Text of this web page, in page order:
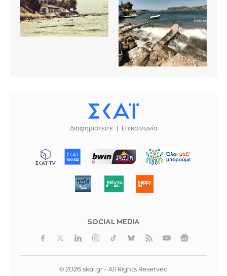
Διαφημιστείτε Επικοινωνία
ΜΠΟΡΟΥΜΕ
SOCIAL MEDIA
© 2026 skai.gr - All Rights Reserved